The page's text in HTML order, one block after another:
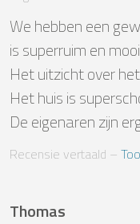
We hebben een
is superruim en
Het uitzicht over
Het huis is
De eigenaren zijn
Recensie vertaald –
Thomas